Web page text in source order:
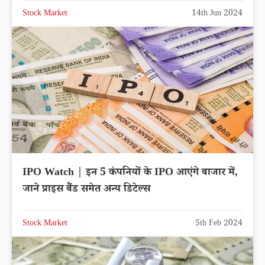
Stock Market 14th Jun 2024
IPO Watch | इन 5 कंपनियों के IPO आएंगे बाजार में,
जाने प्राइस बैंड समेत अन्य डिटेल्स
Stock Market 5th Feb 2024